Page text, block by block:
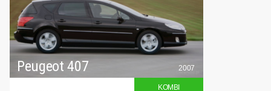
Peugeot 407 2007
KOMBI